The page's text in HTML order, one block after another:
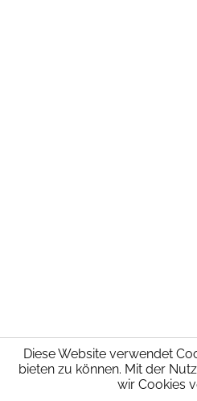
Diese Website verwendet
bieten zu können. Mit der
wir Cookies